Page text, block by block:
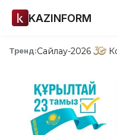
KAZINFORM
Тренд:Сайлау-2026